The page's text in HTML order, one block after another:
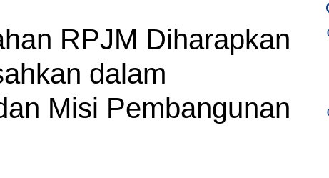
RPJM Diharapkan
dalam
Misi Pembangunan